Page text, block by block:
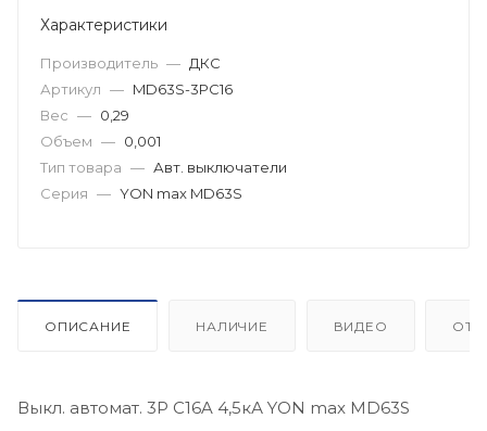
Характеристики
Производитель — ДКС
Артикул — MD63S-3PC16
Вес — 0,29
Объем — 0,001
Тип товара — Авт. выключатели
Серия — YON max MD63S
ОПИСАНИЕ НАЛИЧИЕ ВИДЕО
Выкл. автомат. 3Р С16A 4,5кА YON max MD63S